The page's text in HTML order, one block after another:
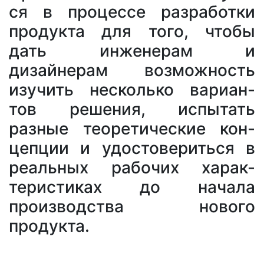
ся в процессе разработки
продукта для того, чтобы
дать инженерам и
дизайнерам возможность
изучить несколько вариан-
тов решения, испытать
разные теоретические кон-
цепции и удостовериться в
реальных рабочих харак-
теристиках до начала
производства нового
продукта.